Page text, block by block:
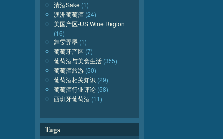
清酒Sake (1)
澳洲葡萄酒 (24)
美国产区-US Wine Region
(16)
舞雯弄墨 (1)
葡萄牙产区 (7)
葡萄酒与美食生活 (355)
葡萄酒旅游 (50)
葡萄酒相关知识 (29)
葡萄酒行业评论 (58)
西班牙葡萄酒 (11)
Tags